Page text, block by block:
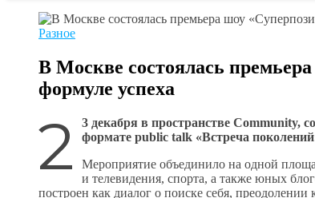
Разное
В Москве состоялась
формуле успеха
2
3 декабря в пространстве Community,
формате public talk «Встреча
Мероприятие объединило на одной
и телевидения, спорта, а также юных
построен как диалог о поиске себя,